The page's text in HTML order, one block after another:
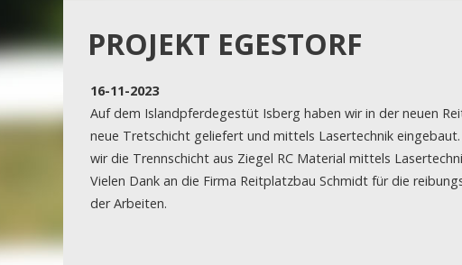
PROJEKT EGESTORF
16-11-2023
Auf dem Islandpferdegestüt Isberg haben wir in der neuen
neue Tretschicht geliefert und mittels Lasertechnik
wir die Trennschicht aus Ziegel RC Material mittels
Vielen Dank an die Firma Reitplatzbau Schmidt für die
der Arbeiten.